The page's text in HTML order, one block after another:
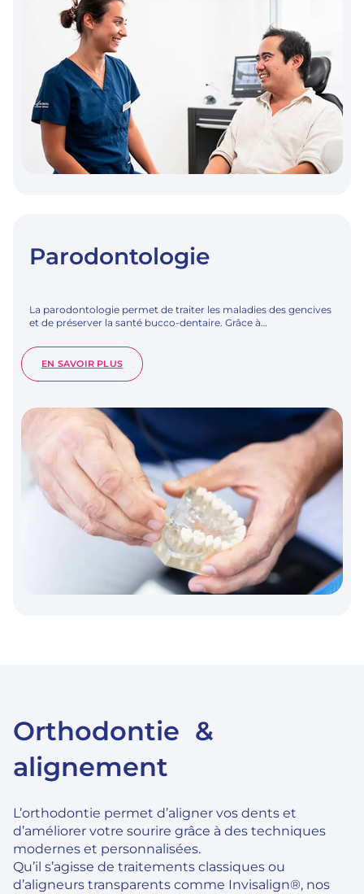
Parodontologie
La parodontologie permet de traiter les maladies des gencives
et de préserver la santé bucco-dentaire. Grâce à…
EN SAVOIR PLUS:
PARODONTOLOGIE
Orthodontie &
alignement
L’orthodontie permet d’aligner vos dents et
d’améliorer votre sourire grâce à des techniques
modernes et personnalisées.
Qu’il s’agisse de traitements classiques ou
d’aligneurs transparents comme Invisalign®, nos